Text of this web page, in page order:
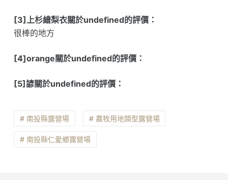
[3]上杉繪梨衣關於undefined的評價：
很棒的地方
[4]orange關於undefined的評價：
[5]諺關於undefined的評價：
# 南投縣露營場 # 農牧用地類型露營場
# 南投縣仁愛鄉露營場